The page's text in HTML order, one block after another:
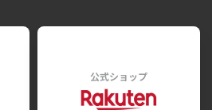
公式ショップ